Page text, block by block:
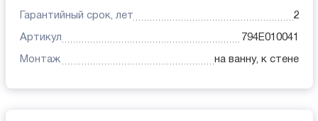
Гарантийный срок, лет 2
Артикул 794E010041
Монтаж на ванну, к стене